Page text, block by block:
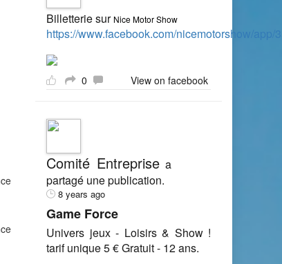
Billetterie sur Nice Motor Show
https://www.facebook.com/nicemotorshow/app/
0 View on facebook
Comité Entreprisea
partagé une publication.
8 years ago
Game Force
Univers jeux - Loisirs & Show !
tarif unique 5 € Gratuit - 12 ans.